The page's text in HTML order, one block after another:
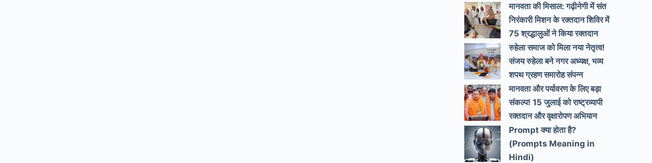
मानवता की मिसाल: गढ़ीनेगी में संत
निरंकारी मिशन के रक्तदान शिविर में
75 श्रद्धालुओं ने किया रक्तदान
रुहेला समाज को मिला नया नेतृत्व!
संजय रुहेला बने नगर अध्यक्ष, भव्य
शपथ ग्रहण समारोह संपन्न
मानवता और पर्यावरण के लिए बड़ा
संकल्प! 15 जुलाई को राष्ट्रव्यापी
रक्तदान और वृक्षारोपण अभियान
Prompt क्या होता है?
(Prompts Meaning in
Hindi)